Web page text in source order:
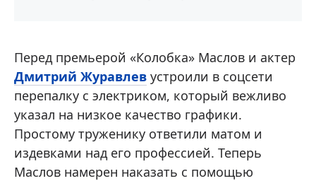
Перед премьерой «Колобка» Маслов и актер
Дмитрий Журавлев устроили в соцсети
перепалку с электриком, который вежливо
указал на низкое качество графики.
Простому труженику ответили матом и
издевками над его профессией. Теперь
Маслов намерен наказать с помощью